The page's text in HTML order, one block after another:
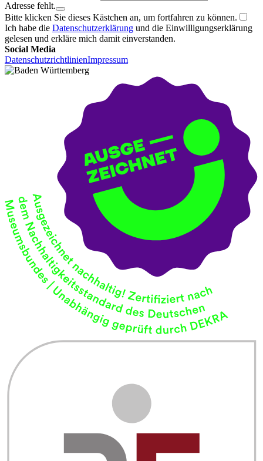
Adresse fehlt.
Bitte klicken Sie dieses Kästchen an, um fortfahren zu können.
Ich habe die Datenschutzerklärung und die Einwilligungserklärung
gelesen und erkläre mich damit einverstanden.
Social Media
DatenschutzrichtlinienImpressum